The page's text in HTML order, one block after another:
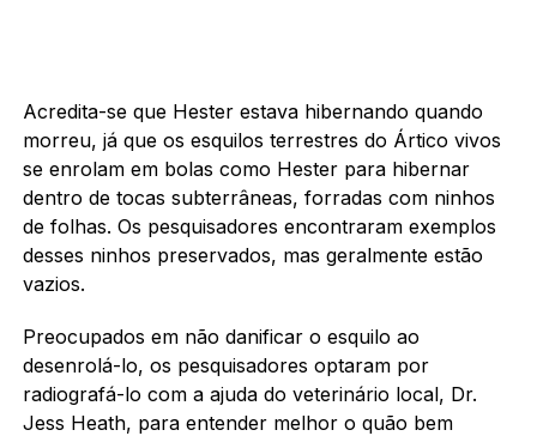
Acredita-se que Hester estava hibernando quando
morreu, já que os esquilos terrestres do Ártico vivos
se enrolam em bolas como Hester para hibernar
dentro de tocas subterrâneas, forradas com ninhos
de folhas. Os pesquisadores encontraram exemplos
desses ninhos preservados, mas geralmente estão
vazios.
Preocupados em não danificar o esquilo ao
desenrolá-lo, os pesquisadores optaram por
radiografá-lo com a ajuda do veterinário local, Dr.
Jess Heath, para entender melhor o quão bem